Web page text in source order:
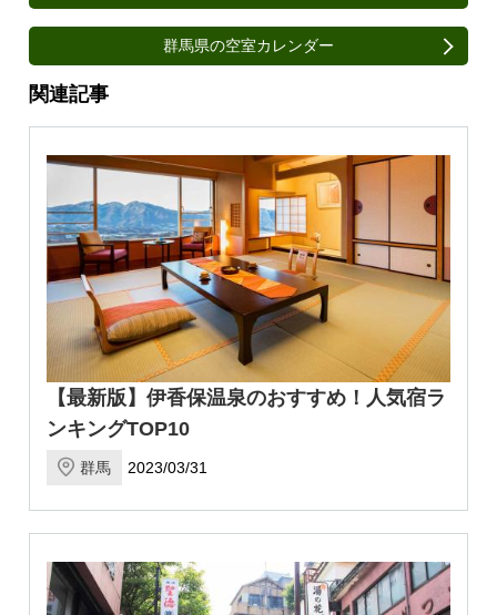
群馬県の空室カレンダー
関連記事
【最新版】伊香保温泉のおすすめ！人気宿ラ
ンキングTOP10
群馬 2023/03/31